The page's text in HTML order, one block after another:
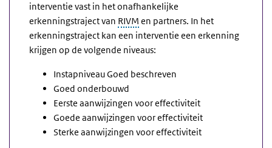
interventie vast in het onafhankelijke
erkenningstraject van RIVM en partners. In het
erkenningstraject kan een interventie een erkenning
krijgen op de volgende niveaus:
Instapniveau Goed beschreven
Goed onderbouwd
Eerste aanwijzingen voor effectiviteit
Goede aanwijzingen voor effectiviteit
Sterke aanwijzingen voor effectiviteit